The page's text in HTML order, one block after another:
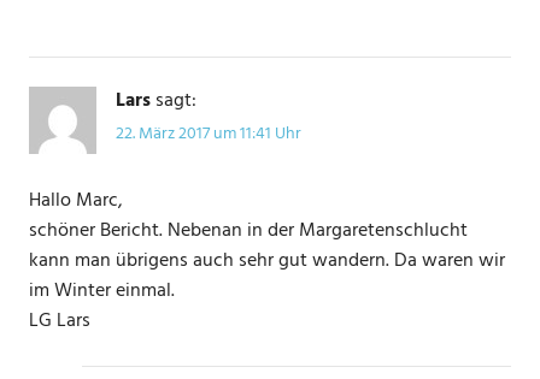
Larssagt:
22. März 2017 um 11:41 Uhr
Hallo Marc,
schöner Bericht. Nebenan in der Margaretenschlucht
kann man übrigens auch sehr gut wandern. Da waren wir
im Winter einmal.
LG Lars